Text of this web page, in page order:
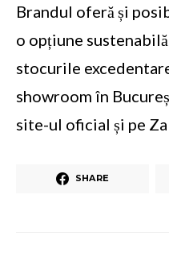
Brandul oferă și
o opțiune
stocurile
showroom în
site-ul oficial și pe
SHARE